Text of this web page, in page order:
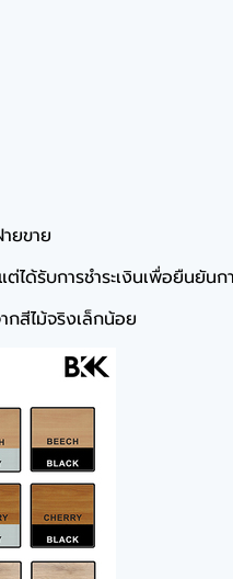
ยขาย
ได้รับการชำระเงินเพื่อยืนยัน
สีไม้จริงเล็กน้อย